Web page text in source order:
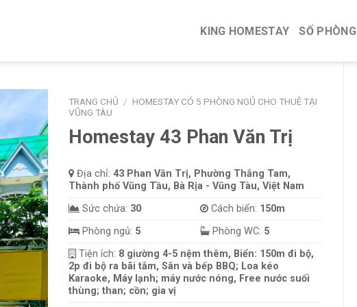
KING HOMESTAY SỐ PHÒNG
TRANG CHỦ / HOMESTAY CÓ 5 PHÒNG NGỦ CHO THUÊ TẠI
VŨNG TÀU
Homestay 43 Phan Văn Trị
Địa chỉ: 43 Phan Văn Trị, Phường Thắng Tam,
Thành phố Vũng Tầu, Bà Rịa - Vũng Tàu, Việt Nam
Sức chứa: 30 Cách biển: 150m
Phòng ngủ: 5 Phòng WC: 5
Tiện ích: 8 giường 4-5 nệm thêm, Biển: 150m đi bộ,
2p đi bộ ra bãi tắm, Sân và bếp BBQ; Loa kéo
Karaoke, Máy lạnh; máy nước nóng, Free nước suối
thùng; than; cồn; gia vị